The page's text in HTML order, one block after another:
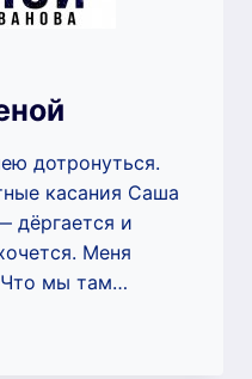
дотронуться.
касания Саша
дёргается и
Меня
Что мы там…